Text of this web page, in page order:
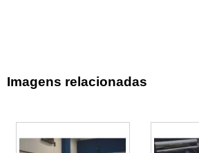
Imagens relacionadas